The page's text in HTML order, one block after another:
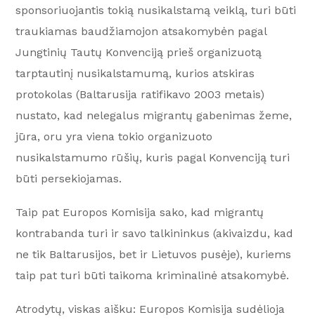
sponsoriuojantis tokią nusikalstamą veiklą, turi būti
traukiamas baudžiamojon atsakomybėn pagal
Jungtinių Tautų Konvenciją prieš organizuotą
tarptautinį nusikalstamumą, kurios atskiras
protokolas (Baltarusija ratifikavo 2003 metais)
nustato, kad nelegalus migrantų gabenimas žeme,
jūra, oru yra viena tokio organizuoto
nusikalstamumo rūšių, kuris pagal Konvenciją turi
būti persekiojamas.
Taip pat Europos Komisija sako, kad migrantų
kontrabanda turi ir savo talkininkus (akivaizdu, kad
ne tik Baltarusijos, bet ir Lietuvos pusėje), kuriems
taip pat turi būti taikoma kriminalinė atsakomybė.
Atrodytų, viskas aišku: Europos Komisija sudėlioja